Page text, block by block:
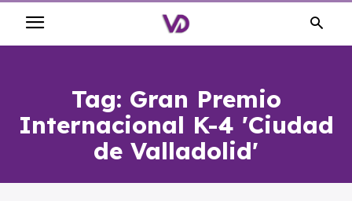
Tag: Gran Premio
Internacional K-4 'Ciudad
de Valladolid'